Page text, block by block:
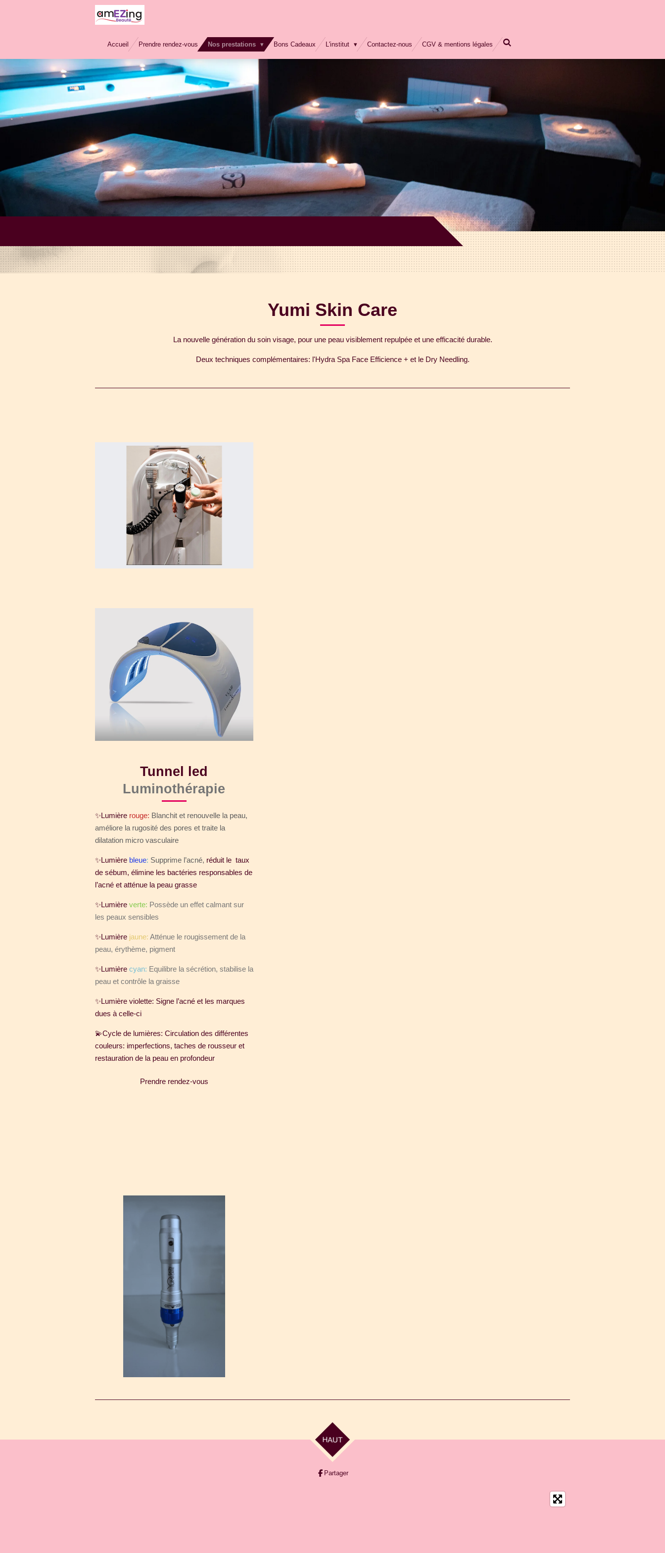
Accueil Prendre rendez-vous Nos prestations Bons Cadeaux L'institut Contactez-nous CGV & mentions légales
Yumi Skin Care
La nouvelle génération du soin visage, pour une peau visiblement repulpée et une efficacité durable.
Deux techniques complémentaires: l'Hydra Spa Face Efficience + et le Dry Needling.
Tunnel led
Luminothérapie
✨Lumière rouge: Blanchit et renouvelle la peau,
améliore la rugosité des pores et traite la
dilatation micro vasculaire
✨Lumière bleue: Supprime l’acné, réduit le taux
de sébum, élimine les bactéries responsables de
l’acné et atténue la peau grasse
✨Lumière verte: Possède un effet calmant sur
les peaux sensibles
✨Lumière jaune: Atténue le rougissement de la
peau, érythème, pigment
✨Lumière cyan: Equilibre la sécrétion, stabilise la
peau et contrôle la graisse
✨Lumière violette: Signe l’acné et les marques
dues à celle-ci
💫Cycle de lumières: Circulation des différentes
couleurs: imperfections, taches de rousseur et
restauration de la peau en profondeur
Prendre rendez-vous
HAUT
Partager